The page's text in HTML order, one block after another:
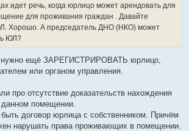
идет речь, когда юрлицо может арендовать для
для проживания граждан . Давайте
Хорошо. А председатель ДНО (НКО) может
ЮЛ?
нужно ещё ЗАРЕГИСТРИРОВАТЬ юрлицо,
или органом управления.
про отсутствие доказательств нахождения
данном помещении.
договор юрлица с собственником. Причём
нарушать права проживающих в помещении.